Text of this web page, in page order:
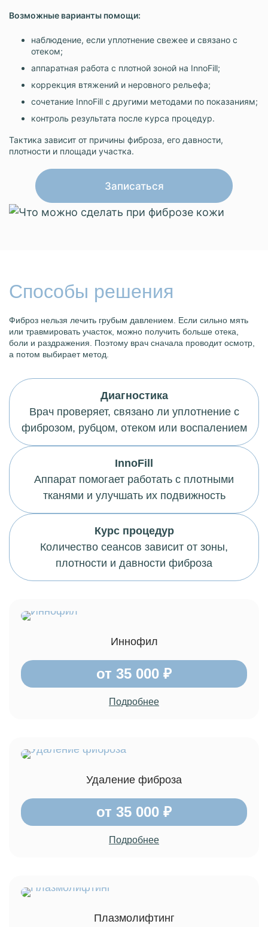
Возможные варианты помощи:
наблюдение, если уплотнение свежее и связано с
отеком;
аппаратная работа с плотной зоной на InnoFill;
коррекция втяжений и неровного рельефа;
сочетание InnoFill с другими методами по показаниям;
контроль результата после курса процедур.
Тактика зависит от причины фиброза, его давности,
плотности и площади участка.
Записаться
Способы решения
Фиброз нельзя лечить грубым давлением. Если сильно мять
или травмировать участок, можно получить больше отека,
боли и раздражения. Поэтому врач сначала проводит осмотр,
а потом выбирает метод.
Диагностика
Врач проверяет, связано ли уплотнение с
фиброзом, рубцом, отеком или воспалением
InnoFill
Аппарат помогает работать с плотными
тканями и улучшать их подвижность
Курс процедур
Количество сеансов зависит от зоны,
плотности и давности фиброза
Иннофил
от 35 000 ₽
Подробнее
Удаление фиброза
от 35 000 ₽
Подробнее
Плазмолифтинг